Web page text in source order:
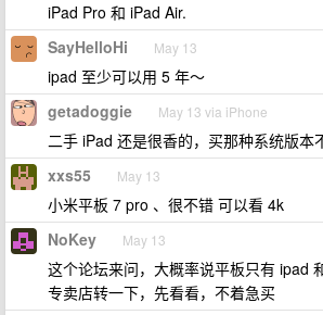
iPad Pro 和 iPad Air.
SayHelloHi May 13
ipad 至少可以用 5 年～
getadoggie May 13 via iPhone
二手 iPad 还是很香的，买那种系统版本
xxs55 May 13
小米平板 7 pro 、很不错 可以看 4k
NoKey May 13
这个论坛来问，大概率说平板只有 ipad
专卖店转一下，先看看，不着急买